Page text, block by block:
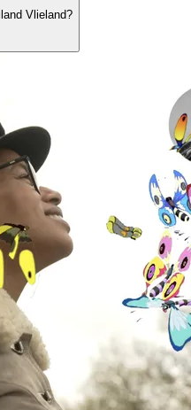
Vlieland?